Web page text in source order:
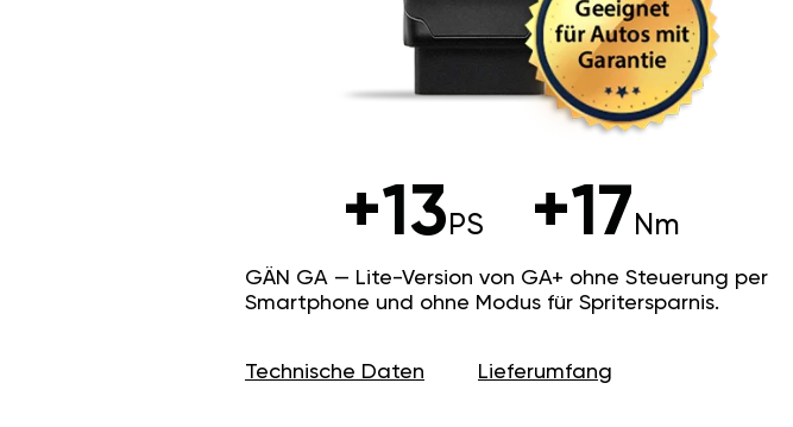
+13PS +17Nm
GÄN GA — Lite-Version von GA+ ohne Steuerung per
Smartphone und ohne Modus für Spritersparnis.
Technische Daten Lieferumfang